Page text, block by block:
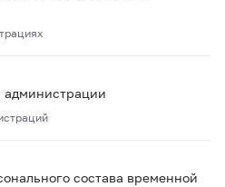
администрации
состава временной